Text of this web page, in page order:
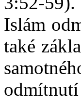
Islám
také